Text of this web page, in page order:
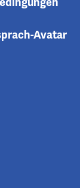
Avatar